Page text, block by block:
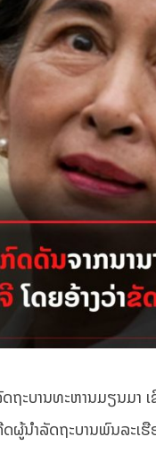
ຖະບານທະຫານມຽນມ
ດຜູ້ນຳລັດຖະບານພົນລະ